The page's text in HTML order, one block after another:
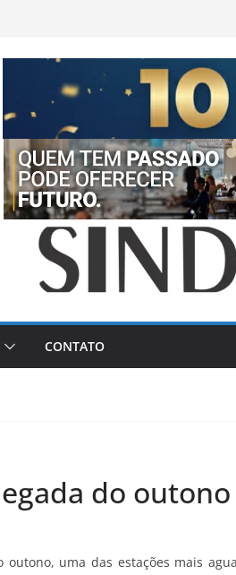
CONTATO
do outono
uma das estações mais